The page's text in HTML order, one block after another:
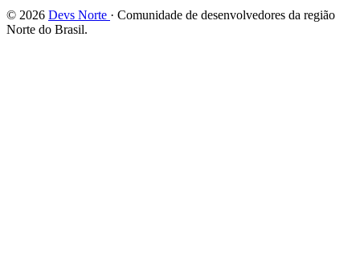
© 2026 Devs Norte · Comunidade de desenvolvedores da região
Norte do Brasil.